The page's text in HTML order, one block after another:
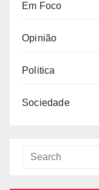
Em Foco
Opinião
Politica
Sociedade